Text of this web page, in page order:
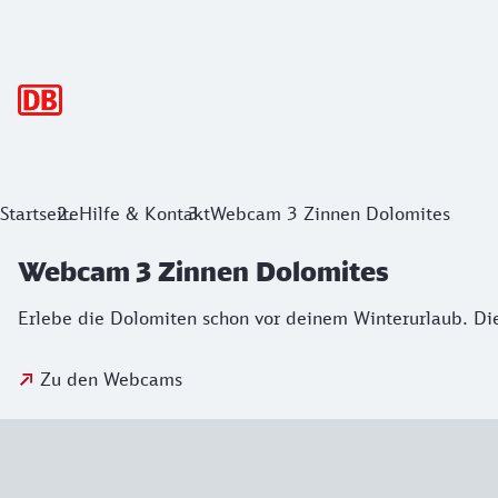
StartseiteHilfe & KontaktWebcam 3 Zinnen Dolomites
Webcam 3 Zinnen Dolomites
Erlebe die Dolomiten schon vor deinem Winterurlaub.
Zu den Webcams